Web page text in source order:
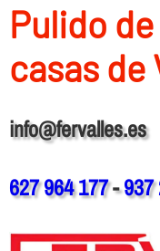
Pulido
casas de
info@fervalles.es
627 964 177-937